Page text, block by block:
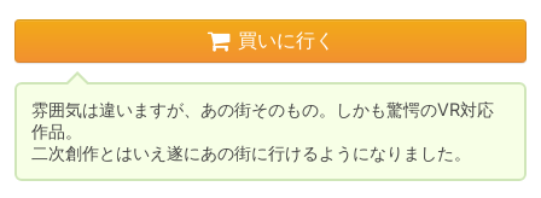
買いに行く
雰囲気は違いますが、あの街そのもの。しかも驚愕のVR対応
作品。
二次創作とはいえ遂にあの街に行けるようになりました。